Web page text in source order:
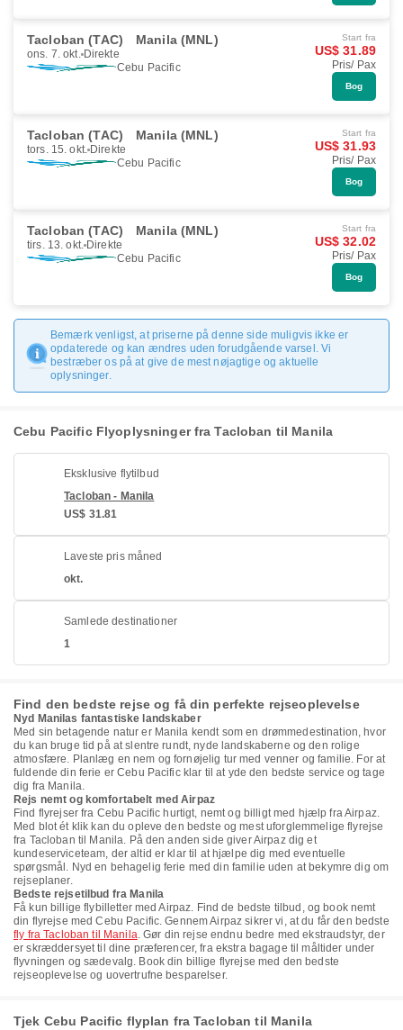
Tacloban (TAC) Manila (MNL)
ons. 7. okt. Direkte
Cebu Pacific
Start fra
US$ 31.89
Pris/ Pax
Bog
Tacloban (TAC) Manila (MNL)
tors. 15. okt. Direkte
Cebu Pacific
Start fra
US$ 31.93
Pris/ Pax
Bog
Tacloban (TAC) Manila (MNL)
tirs. 13. okt. Direkte
Cebu Pacific
Start fra
US$ 32.02
Pris/ Pax
Bog
Bemærk venligst, at priserne på denne side muligvis ikke er
opdaterede og kan ændres uden forudgående varsel. Vi
bestræber os på at give de mest nøjagtige og aktuelle
oplysninger.
Cebu Pacific Flyoplysninger fra Tacloban til Manila
Eksklusive flytilbud
Tacloban - Manila
US$ 31.81
Laveste pris måned
okt.
Samlede destinationer
1
Find den bedste rejse og få din perfekte rejseoplevelse
Nyd Manilas fantastiske landskaber
Med sin betagende natur er Manila kendt som en drømmedestination, hvor
du kan bruge tid på at slentre rundt, nyde landskaberne og den rolige
atmosfære. Planlæg en nem og fornøjelig tur med venner og familie. For at
fuldende din ferie er Cebu Pacific klar til at yde den bedste service og tage
dig fra Manila.
Rejs nemt og komfortabelt med Airpaz
Find flyrejser fra Cebu Pacific hurtigt, nemt og billigt med hjælp fra Airpaz.
Med blot ét klik kan du opleve den bedste og mest uforglemmelige flyrejse
fra Tacloban til Manila. På den anden side giver Airpaz dig et
kundeserviceteam, der altid er klar til at hjælpe dig med eventuelle
spørgsmål. Nyd en behagelig ferie med din familie uden at bekymre dig om
rejseplaner.
Bedste rejsetilbud fra Manila
Få kun billige flybilletter med Airpaz. Find de bedste tilbud, og book nemt
din flyrejse med Cebu Pacific. Gennem Airpaz sikrer vi, at du får den bedste
fly fra Tacloban til Manila. Gør din rejse endnu bedre med ekstraudstyr, der
er skræddersyet til dine præferencer, fra ekstra bagage til måltider under
flyvningen og sædevalg. Book din billige flyrejse med den bedste
rejseoplevelse og uovertrufne besparelser.
Tjek Cebu Pacific flyplan fra Tacloban til Manila